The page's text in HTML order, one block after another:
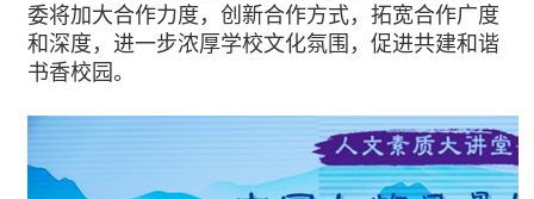
委将加大合作力度，创新合作方式，拓宽合作广度
和深度，进一步浓厚学校文化氛围，促进共建和谐
书香校园。